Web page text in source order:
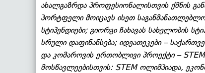
ახალგაზრდა პროფესიონალისთვის ქმნის
პორტფელი მოიცავს ისეთ
სტიპენდიები; გიორგი ჩახავას სახელობის
სრული დაფინანსება; იდეათეკები –
და კომაროვის ერთობლივი პროექტი –
მოსწავლეებისთვის: STEM ოლიმპიადა,